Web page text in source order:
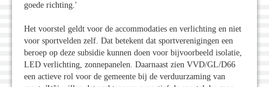
goede richting.'
Het voorstel geldt voor de accommodaties en verlichting en niet
voor sportvelden zelf. Dat betekent dat sportverenigingen een
beroep op deze subsidie kunnen doen voor bijvoorbeeld isolatie,
LED verlichting, zonnepanelen. Daarnaast zien VVD/GL/D66
een actieve rol voor de gemeente bij de verduurzaming van